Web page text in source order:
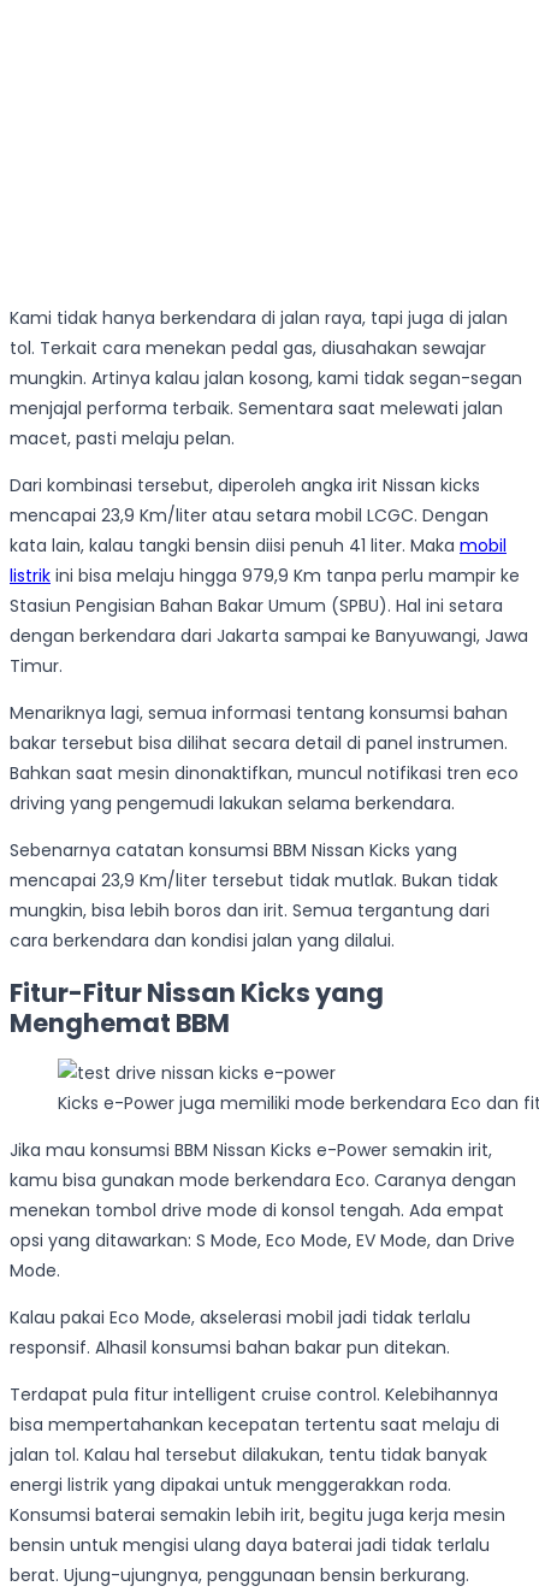
Kami tidak hanya berkendara di jalan raya, tapi juga di jalan
tol. Terkait cara menekan pedal gas, diusahakan sewajar
mungkin. Artinya kalau jalan kosong, kami tidak segan-segan
menjajal performa terbaik. Sementara saat melewati jalan
macet, pasti melaju pelan.
Dari kombinasi tersebut, diperoleh angka irit Nissan kicks
mencapai 23,9 Km/liter atau setara mobil LCGC. Dengan
kata lain, kalau tangki bensin diisi penuh 41 liter. Maka mobil
listrik ini bisa melaju hingga 979,9 Km tanpa perlu mampir ke
Stasiun Pengisian Bahan Bakar Umum (SPBU). Hal ini setara
dengan berkendara dari Jakarta sampai ke Banyuwangi, Jawa
Timur.
Menariknya lagi, semua informasi tentang konsumsi bahan
bakar tersebut bisa dilihat secara detail di panel instrumen.
Bahkan saat mesin dinonaktifkan, muncul notifikasi tren eco
driving yang pengemudi lakukan selama berkendara.
Sebenarnya catatan konsumsi BBM Nissan Kicks yang
mencapai 23,9 Km/liter tersebut tidak mutlak. Bukan tidak
mungkin, bisa lebih boros dan irit. Semua tergantung dari
cara berkendara dan kondisi jalan yang dilalui.
Fitur-Fitur Nissan Kicks yang
Menghemat BBM
Kicks e-Power juga memiliki mode berkendara Eco dan
Jika mau konsumsi BBM Nissan Kicks e-Power semakin irit,
kamu bisa gunakan mode berkendara Eco. Caranya dengan
menekan tombol drive mode di konsol tengah. Ada empat
opsi yang ditawarkan: S Mode, Eco Mode, EV Mode, dan Drive
Mode.
Kalau pakai Eco Mode, akselerasi mobil jadi tidak terlalu
responsif. Alhasil konsumsi bahan bakar pun ditekan.
Terdapat pula fitur intelligent cruise control. Kelebihannya
bisa mempertahankan kecepatan tertentu saat melaju di
jalan tol. Kalau hal tersebut dilakukan, tentu tidak banyak
energi listrik yang dipakai untuk menggerakkan roda.
Konsumsi baterai semakin lebih irit, begitu juga kerja mesin
bensin untuk mengisi ulang daya baterai jadi tidak terlalu
berat. Ujung-ujungnya, penggunaan bensin berkurang.